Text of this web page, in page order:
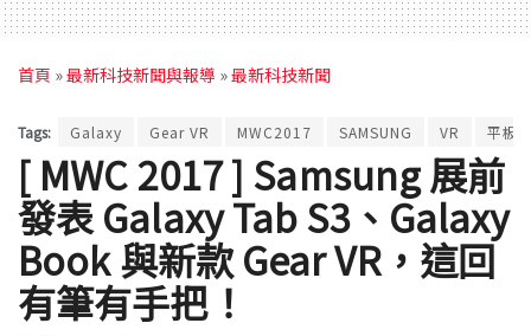
首頁 »最新科技新聞與報導 »最新科技新聞
Tags: Galaxy Gear VR MWC2017 SAMSUNG VR 平板
[ MWC 2017 ] Samsung 展前
發表 Galaxy Tab S3、Galaxy
Book 與新款 Gear VR，這回
有筆有手把！